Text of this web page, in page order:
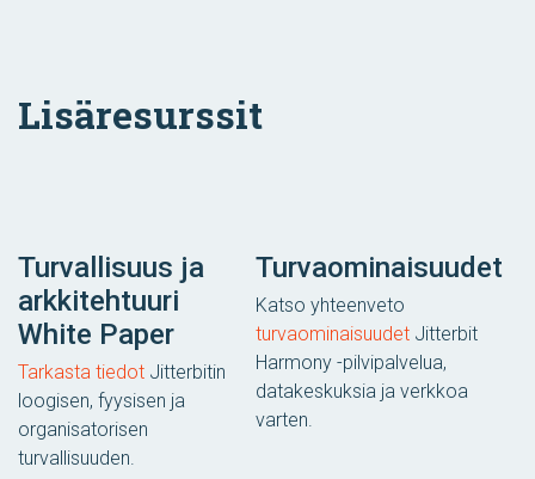
Lisäresurssit
Turvallisuus ja
arkkitehtuuri
White Paper
Tarkasta tiedot Jitterbitin
loogisen, fyysisen ja
organisatorisen
turvallisuuden.
Turvaominaisuudet
Katso yhteenveto
turvaominaisuudet Jitterbit
Harmony -pilvipalvelua,
datakeskuksia ja verkkoa
varten.